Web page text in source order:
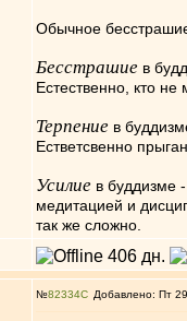
Обычное
Бесстрашие в
Естественно, кто
Терпение в
Естветсвенно
Усилие в буддизме
медитацией и
так же сложно.
№82334 Добавлено: Пт